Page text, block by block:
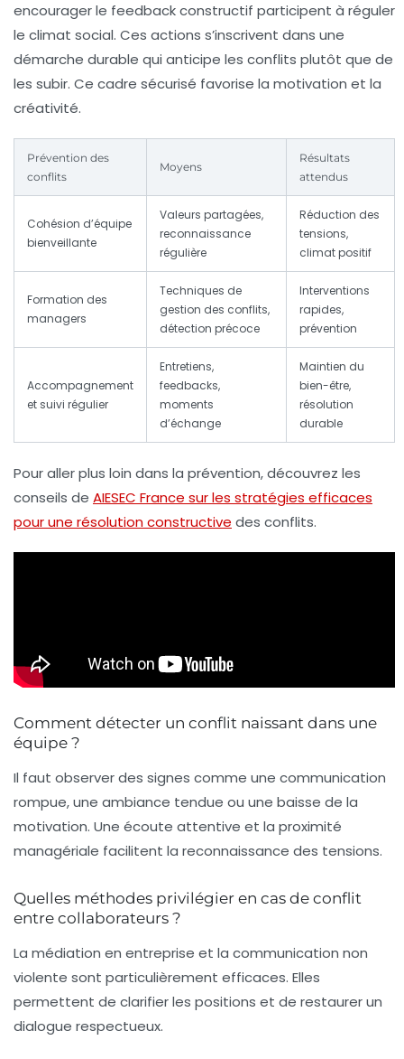
encourager le feedback constructif participent à réguler
le climat social. Ces actions s’inscrivent dans une
démarche durable qui anticipe les conflits plutôt que de
les subir. Ce cadre sécurisé favorise la motivation et la
créativité.
Prévention des
conflits
Moyens
Résultats
attendus
Cohésion d’équipe
bienveillante
Valeurs partagées,
reconnaissance
régulière
Réduction des
tensions,
climat positif
Formation des
managers
Techniques de
gestion des conflits,
détection précoce
Interventions
rapides,
prévention
Accompagnement
et suivi régulier
Entretiens,
feedbacks,
moments
d’échange
Maintien du
bien-être,
résolution
durable
Pour aller plus loin dans la prévention, découvrez les
conseils de AIESEC France sur les stratégies efficaces
pour une résolution constructive des conflits.
Comment détecter un conflit naissant dans une
équipe ?
Il faut observer des signes comme une communication
rompue, une ambiance tendue ou une baisse de la
motivation. Une écoute attentive et la proximité
managériale facilitent la reconnaissance des tensions.
Quelles méthodes privilégier en cas de conflit
entre collaborateurs ?
La médiation en entreprise et la communication non
violente sont particulièrement efficaces. Elles
permettent de clarifier les positions et de restaurer un
dialogue respectueux.